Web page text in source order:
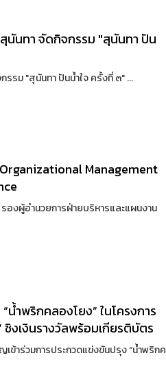
นันทา จัดกิจกรรม "สุนันทา ปัน
รม "สุนันทา ปันน้ำใจ ครั้งที่ ๓" ...
Management
งผู้อำนวยการฝ่ายบริหารและแผนงาน
ำพริกคลองโยง” ในโครงการ
งเงินรางวัลพร้อมเกียรติบัตร
ข้าร่วมการประกวดแข่งขันปรุง “น้ำพริกค